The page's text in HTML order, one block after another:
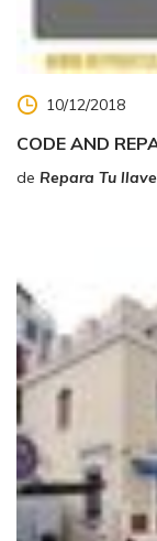
10/12/2018
CODE AND
de Repara Tu llave